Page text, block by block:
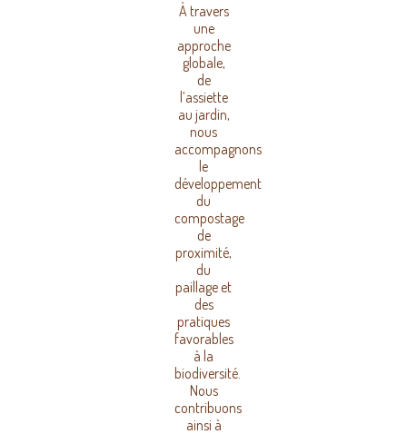
À travers
une
approche
globale,
de
l’assiette
au jardin,
nous
accompagnons
le
développement
du
compostage
de
proximité,
du
paillage et
des
pratiques
favorables
à la
biodiversité.
Nous
contribuons
ainsi à